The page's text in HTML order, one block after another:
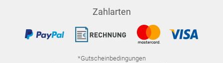
Zahlarten
*Gutscheinbedingungen